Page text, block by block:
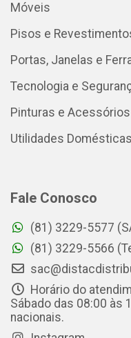
Móveis
Pisos e
Portas, Janelas e
Tecnologia e
Pinturas e Acessórios
Utilidades Domésticas
Fale Conosco
(81) 3229-5577
(81) 3229-5566
Horário do
Sábado das 08:00 às
nacionais.